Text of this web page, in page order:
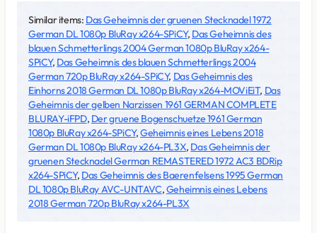
Similar items: Das Geheimnis der gruenen Stecknadel 1972
German DL 1080p BluRay x264-SPiCY, Das Geheimnis des
blauen Schmetterlings 2004 German 1080p BluRay x264-
SPiCY, Das Geheimnis des blauen Schmetterlings 2004
German 720p BluRay x264-SPiCY, Das Geheimnis des
Einhorns 2018 German DL 1080p BluRay x264-MOViEiT, Das
Geheimnis der gelben Narzissen 1961 GERMAN COMPLETE
BLURAY-iFPD, Der gruene Bogenschuetze 1961 German
1080p BluRay x264-SPiCY,Geheimnis eines Lebens 2018
German DL 1080p BluRay x264-PL3X, Das Geheimnis der
gruenen Stecknadel German REMASTERED 1972 AC3 BDRip
x264-SPiCY, Das Geheimnis des Baerenfelsens 1995 German
DL 1080p BluRay AVC-UNTAVC,Geheimnis eines Lebens
2018 German 720p BluRay x264-PL3X